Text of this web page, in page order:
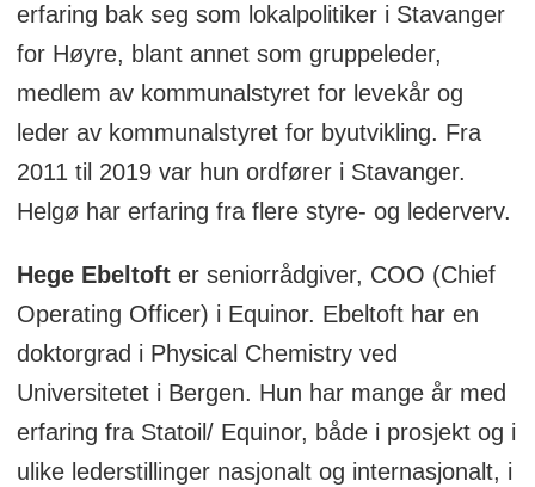
erfaring bak seg som lokalpolitiker i Stavanger
for Høyre, blant annet som gruppeleder,
medlem av kommunalstyret for levekår og
leder av kommunalstyret for byutvikling. Fra
2011 til 2019 var hun ordfører i Stavanger.
Helgø har erfaring fra flere styre- og lederverv.
Hege Ebeltofter seniorrådgiver, COO (Chief
Operating Officer) i Equinor. Ebeltoft har en
doktorgrad i Physical Chemistry ved
Universitetet i Bergen. Hun har mange år med
erfaring fra Statoil/ Equinor, både i prosjekt og i
ulike lederstillinger nasjonalt og internasjonalt, i